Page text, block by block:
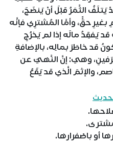
يَتلَفُ الثَّمَرُ قبْلَ أنْ يَنضَجَ،
حقٍّ، وأمَّا المُشترِي فإنَّه
يَفقِدُ مالَه إذا لم يَخرُجِ
قد خاطَرَ بمالِه، بالإضافةِ
وهي: إنَّ النَّهيَ عن
والإثمَ الَّذي قد يَقَعُ
أو باصْفرارها.